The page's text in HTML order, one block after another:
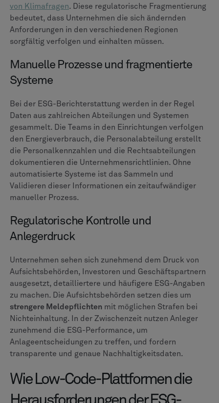
von Klimafragen. Diese regulatorische Fragmentierung
bedeutet, dass Unternehmen die sich ändernden
Anforderungen in den verschiedenen Regionen
sorgfältig verfolgen und einhalten müssen.
Manuelle Prozesse und fragmentierte
Systeme
Bei der ESG-Berichterstattung werden in der Regel
Daten aus zahlreichen Abteilungen und Systemen
gesammelt. Die Teams in den Einrichtungen verfolgen
den Energieverbrauch, die Personalabteilung erstellt
die Personalkennzahlen und die Rechtsabteilungen
dokumentieren die Unternehmensrichtlinien. Ohne
automatisierte Systeme ist das Sammeln und
Validieren dieser Informationen ein zeitaufwändiger
manueller Prozess.
Regulatorische Kontrolle und
Anlegerdruck
Unternehmen sehen sich zunehmend dem Druck von
Aufsichtsbehörden, Investoren und Geschäftspartnern
ausgesetzt, detailliertere und häufigere ESG-Angaben
zu machen. Die Aufsichtsbehörden setzen dies um
strengere Meldepflichten mit möglichen Strafen bei
Nichteinhaltung. In der Zwischenzeit nutzen Anleger
zunehmend die ESG-Performance, um
Anlageentscheidungen zu treffen, und fordern
transparente und genaue Nachhaltigkeitsdaten.
Wie Low-Code-Plattformen die